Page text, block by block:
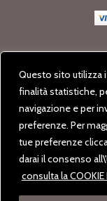
Questo sito utilizza
finalità statistiche,
navigazione e per
preferenze. Per
tue preferenze
darai il consenso
consulta la COOKIE